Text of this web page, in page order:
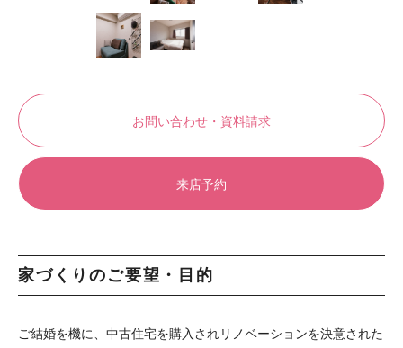
お問い合わせ・資料請求
来店予約
家づくりのご要望・目的
ご結婚を機に、中古住宅を購入されリノベーションを決意された